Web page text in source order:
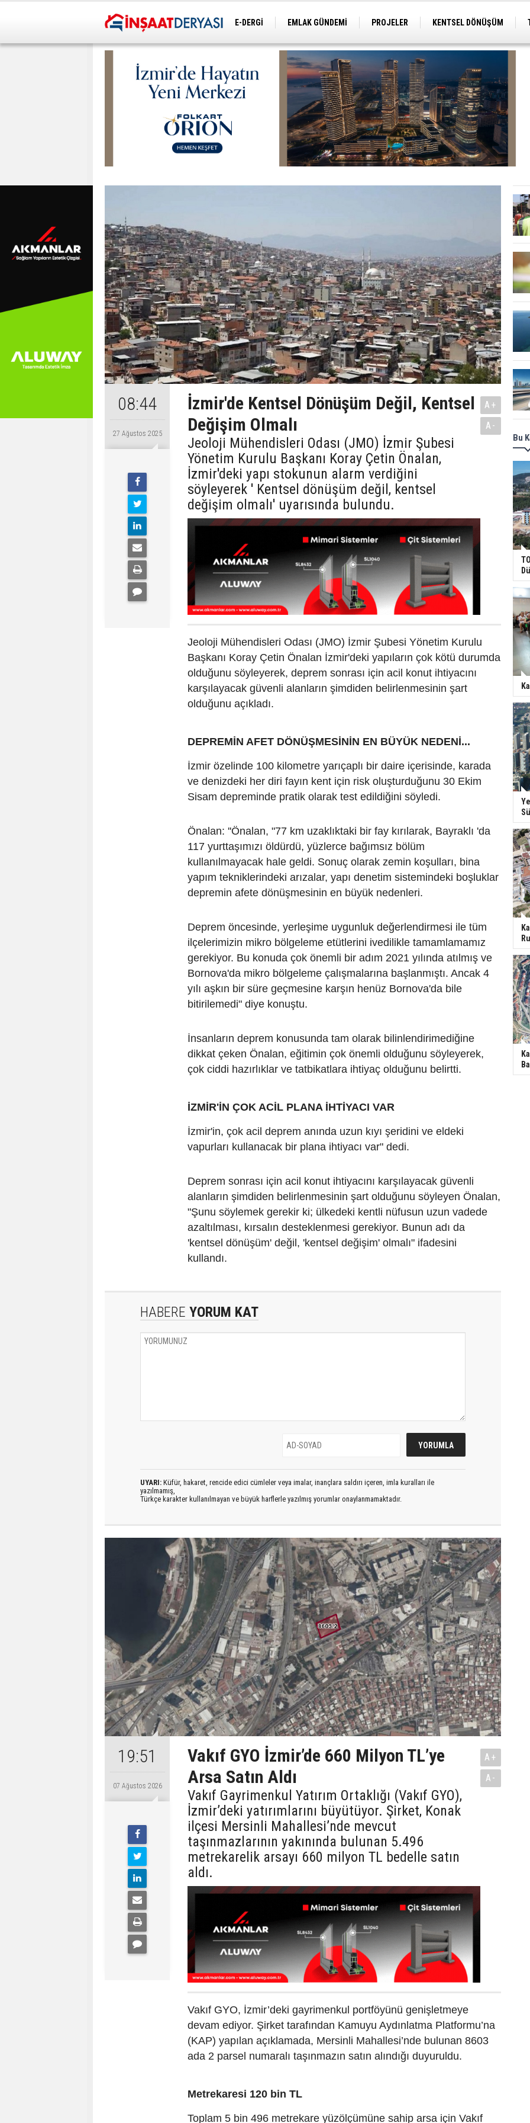
E-DERGİ EMLAK GÜNDEMİ PROJELER KENTSEL DÖNÜŞÜM
08:44
27 Ağustos 2025
İzmir'de Kentsel Dönüşüm Değil, Kentsel
Değişim Olmalı
Jeoloji Mühendisleri Odası (JMO) İzmir Şubesi
Yönetim Kurulu Başkanı Koray Çetin Önalan,
İzmir'deki yapı stokunun alarm verdiğini
söyleyerek ' Kentsel dönüşüm değil, kentsel
değişim olmalı' uyarısında bulundu.
A+
A-
Jeoloji Mühendisleri Odası (JMO) İzmir Şubesi Yönetim Kurulu
Başkanı Koray Çetin Önalan İzmir'deki yapıların çok kötü durumda
olduğunu söyleyerek, deprem sonrası için acil konut ihtiyacını
karşılayacak güvenli alanların şimdiden belirlenmesinin şart
olduğunu açıkladı.
DEPREMİN AFET DÖNÜŞMESİNİN EN BÜYÜK NEDENİ...
İzmir özelinde 100 kilometre yarıçaplı bir daire içerisinde, karada
ve denizdeki her diri fayın kent için risk oluşturduğunu 30 Ekim
Sisam depreminde pratik olarak test edildiğini söyledi.
Önalan: ''Önalan, "77 km uzaklıktaki bir fay kırılarak, Bayraklı 'da
117 yurttaşımızı öldürdü, yüzlerce bağımsız bölüm
kullanılmayacak hale geldi. Sonuç olarak zemin koşulları, bina
yapım tekniklerindeki arızalar, yapı denetim sistemindeki boşluklar
depremin afete dönüşmesinin en büyük nedenleri.
Deprem öncesinde, yerleşime uygunluk değerlendirmesi ile tüm
ilçelerimizin mikro bölgeleme etütlerini ivedilikle tamamlamamız
gerekiyor. Bu konuda çok önemli bir adım 2021 yılında atılmış ve
Bornova'da mikro bölgeleme çalışmalarına başlanmıştı. Ancak 4
yılı aşkın bir süre geçmesine karşın henüz Bornova'da bile
bitirilemedi" diye konuştu.
İnsanların deprem konusunda tam olarak bilinlendirimediğine
dikkat çeken Önalan, eğitimin çok önemli olduğunu söyleyerek,
çok ciddi hazırlıklar ve tatbikatlara ihtiyaç olduğunu belirtti.
İZMİR'İN ÇOK ACİL PLANA İHTİYACI VAR
İzmir'in, çok acil deprem anında uzun kıyı şeridini ve eldeki
vapurları kullanacak bir plana ihtiyacı var" dedi.
Deprem sonrası için acil konut ihtiyacını karşılayacak güvenli
alanların şimdiden belirlenmesinin şart olduğunu söyleyen Önalan,
"Şunu söylemek gerekir ki; ülkedeki kentli nüfusun uzun vadede
azaltılması, kırsalın desteklenmesi gerekiyor. Bunun adı da
'kentsel dönüşüm' değil, 'kentsel değişim' olmalı" ifadesini
kullandı.
HABERE YORUM KAT
UYARI: Küfür, hakaret, rencide edici cümleler veya imalar, inançlara saldırı içeren, imla kuralları ile
yazılmamış,
Türkçe karakter kullanılmayan ve büyük harflerle yazılmış yorumlar onaylanmamaktadır.
19:51
07 Ağustos 2026
Vakıf GYO İzmir’de 660 Milyon TL’ye
Arsa Satın Aldı
Vakıf Gayrimenkul Yatırım Ortaklığı (Vakıf GYO),
İzmir’deki yatırımlarını büyütüyor. Şirket, Konak
ilçesi Mersinli Mahallesi’nde mevcut
taşınmazlarının yakınında bulunan 5.496
metrekarelik arsayı 660 milyon TL bedelle satın
aldı.
A+
A-
Vakıf GYO, İzmir’deki gayrimenkul portföyünü genişletmeye
devam ediyor. Şirket tarafından Kamuyu Aydınlatma Platformu’na
(KAP) yapılan açıklamada, Mersinli Mahallesi’nde bulunan 8603
ada 2 parsel numaralı taşınmazın satın alındığı duyuruldu.
Metrekaresi 120 bin TL
Toplam 5 bin 496 metrekare yüzölçümüne sahip arsa için Vakıf
Bu